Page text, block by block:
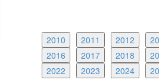
2010
2011 2012
2016
2017 2018
2022
2023 2024